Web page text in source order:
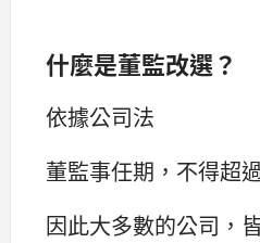
什麼是董監改選？
依據公司法
董監事任期，不得超
因此大多數的公司，